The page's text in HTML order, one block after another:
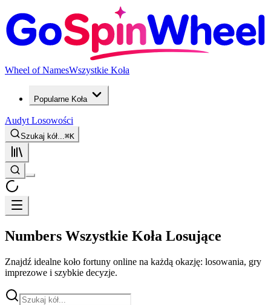
Wheel of NamesWszystkie Koła
Popularne Koła
Audyt Losowości
Szukaj kół... ⌘K
Numbers Wszystkie Koła Losujące
Znajdź idealne koło fortuny online na każdą okazję: losowania, gry
imprezowe i szybkie decyzje.